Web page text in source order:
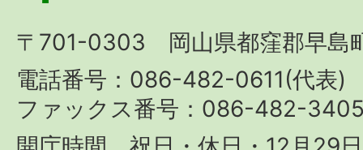
Hayashima
Town
〒701-0303 岡山県都窪郡早島
電話番号：086-482-0611(代表)
ファックス番号：086-482-